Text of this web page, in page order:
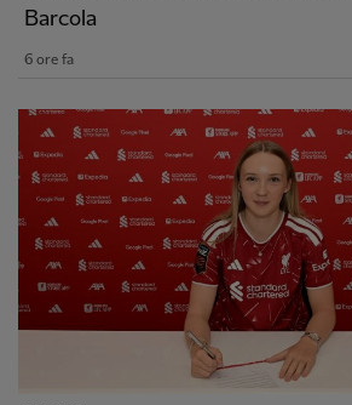
Barcola
6 ore fa